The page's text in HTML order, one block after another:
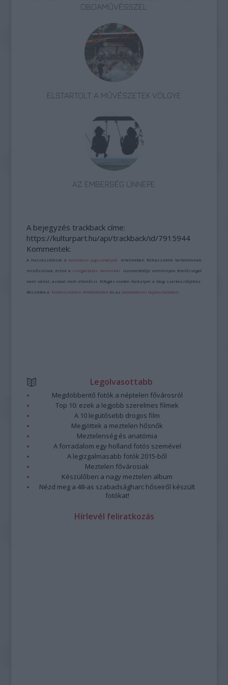
OBOAMŰVÉSSZEL
ELSTARTOLT A MŰVÉSZETEK VÖLGYE
AZ EMBERSÉG ÜNNEPE
A bejegyzés trackback címe:
https://kulturpart.hu/api/trackback/id/7915944
Kommentek:
A hozzászólások avonatkozó jogszabályok értelmében felhasználói tartalomnak
minősülnek, értük a szolgáltatás technikai üzemeltetője semmilyen felelősséget
nem vállal, azokat nem ellenőrzi. Kifogás esetén forduljon a blog szerkesztőjéhez.
Részletek a Felhasználási feltételekben és azadatvédelmi tájékoztatóban
Legolvasottabb
Megdöbbentő fotók a néptelen fővárosról
Top 10: ezek a legjobb szerelmes filmek
A 10 legütősebb drogos film
Megjöttek a meztelen hősnők
Meztelenség és anatómia
A forradalom egy holland fotós szemével
A legizgalmasabb fotók 2015-ből
Meztelen fővárosiak
Készülőben a nagy meztelen album
Nézd meg a 48-as szabadságharc hőseiről készült
fotókat!
Hírlevél feliratkozás